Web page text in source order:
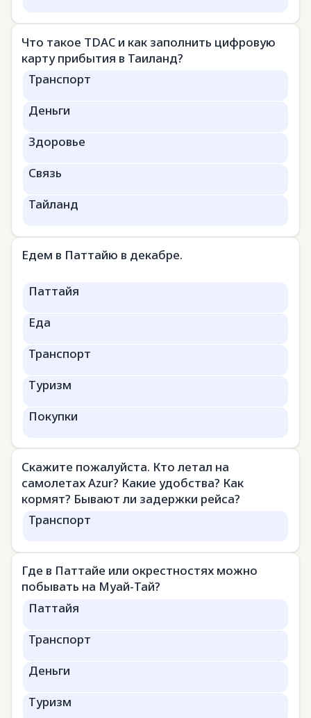
Что такое TDAC и как заполнить цифровую
карту прибытия в Таиланд?
Транспорт
Деньги
Здоровье
Связь
Тайланд
Едем в Паттайю в декабре.
Паттайя
Еда
Транспорт
Туризм
Покупки
Скажите пожалуйста. Кто летал на
самолетах Azur? Какие удобства? Как
кормят? Бывают ли задержки рейса?
Транспорт
Где в Паттайе или окрестностях можно
побывать на Муай-Тай?
Паттайя
Транспорт
Деньги
Туризм